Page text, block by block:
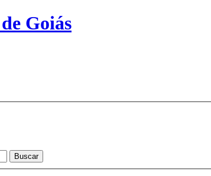
Goiás
Buscar